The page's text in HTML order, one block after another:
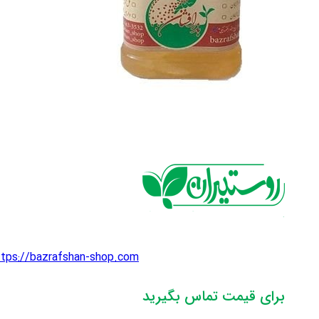
bazrafshan-shop.com
برای قیمت تماس بگیرید